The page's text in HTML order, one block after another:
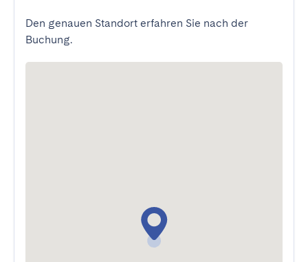
Den genauen Standort erfahren Sie nach der
Buchung.